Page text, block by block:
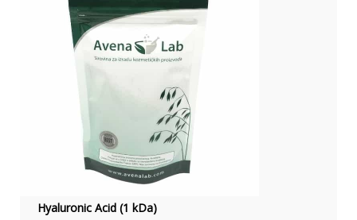
Hyaluronic Acid (1 kDa)